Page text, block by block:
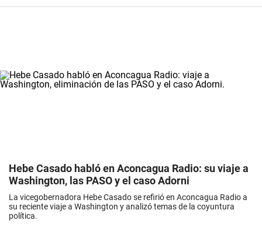
Hebe Casado habló en Aconcagua Radio: su viaje a
Washington, las PASO y el caso Adorni
La vicegobernadora Hebe Casado se refirió en Aconcagua Radio a
su reciente viaje a Washington y analizó temas de la coyuntura
política.